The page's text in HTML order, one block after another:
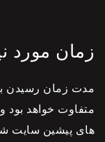
زمان مورد
مدت زمان رسیدن
متفاوت خواهد بود
های پیشین سایت